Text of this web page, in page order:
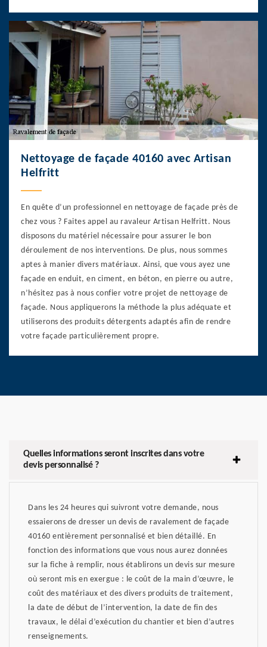
Nettoyage de façade 40160 avec Artisan
Helfritt
En quête d’un professionnel en nettoyage de façade près de
chez vous ? Faites appel au ravaleur Artisan Helfritt. Nous
disposons du matériel nécessaire pour assurer le bon
déroulement de nos interventions. De plus, nous sommes
aptes à manier divers matériaux. Ainsi, que vous ayez une
façade en enduit, en ciment, en béton, en pierre ou autre,
n’hésitez pas à nous confier votre projet de nettoyage de
façade. Nous appliquerons la méthode la plus adéquate et
utiliserons des produits détergents adaptés afin de rendre
votre façade particulièrement propre.
Quelles informations seront inscrites dans votre
devis personnalisé ?
Dans les 24 heures qui suivront votre demande, nous
essaierons de dresser un devis de ravalement de façade
40160 entièrement personnalisé et bien détaillé. En
fonction des informations que vous nous aurez données
sur la fiche à remplir, nous établirons un devis sur mesure
où seront mis en exergue : le coût de la main d’œuvre, le
coût des matériaux et des divers produits de traitement,
la date de début de l’intervention, la date de fin des
travaux, le délai d’exécution du chantier et bien d’autres
renseignements.